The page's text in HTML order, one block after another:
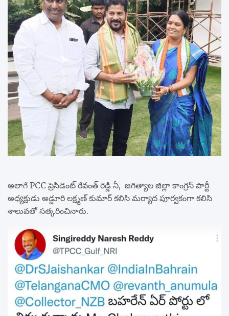
అలాగే PCC ప్రెసిడెంట్ రేవంత్ రెడ్డి నీ, జగిత్యాల జిల్లా కాంగ్రెస్ పార్టీ
అధ్యక్షుడు అడ్డూరి లక్ష్మణ్ కుమార్ కలిసి మర్యాద పూర్వకంగా కలిసి
శాలువతో సత్కరించినారు.